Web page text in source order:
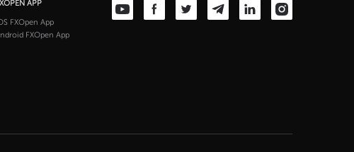
APP
FXOpen App
FXOpen App